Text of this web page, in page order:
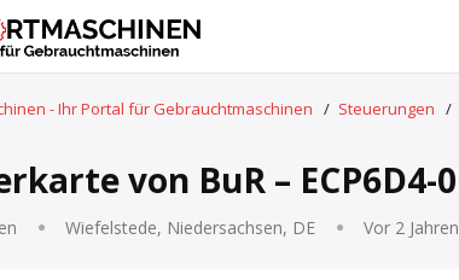
- Ihr Portal für Gebrauchtmaschinen / Steuerungen /
von BuR – ECP6D4-0
Wiefelstede, Niedersachsen, DE Vor 2 Jahren